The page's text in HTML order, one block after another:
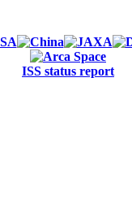
ISS status report